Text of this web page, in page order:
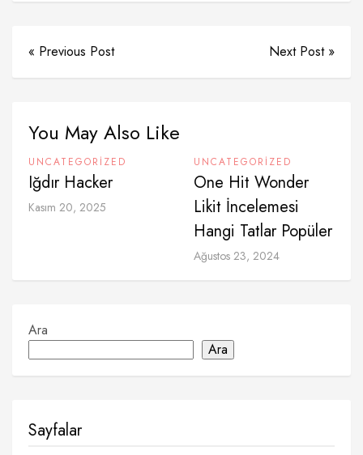
« Previous Post Next Post »
You May Also Like
UNCATEGORIZED
Iğdır Hacker
Kasım 20, 2025
UNCATEGORIZED
One Hit Wonder
Likit İncelemesi
Hangi Tatlar Popüler
Ağustos 23, 2024
Ara
Ara
Sayfalar